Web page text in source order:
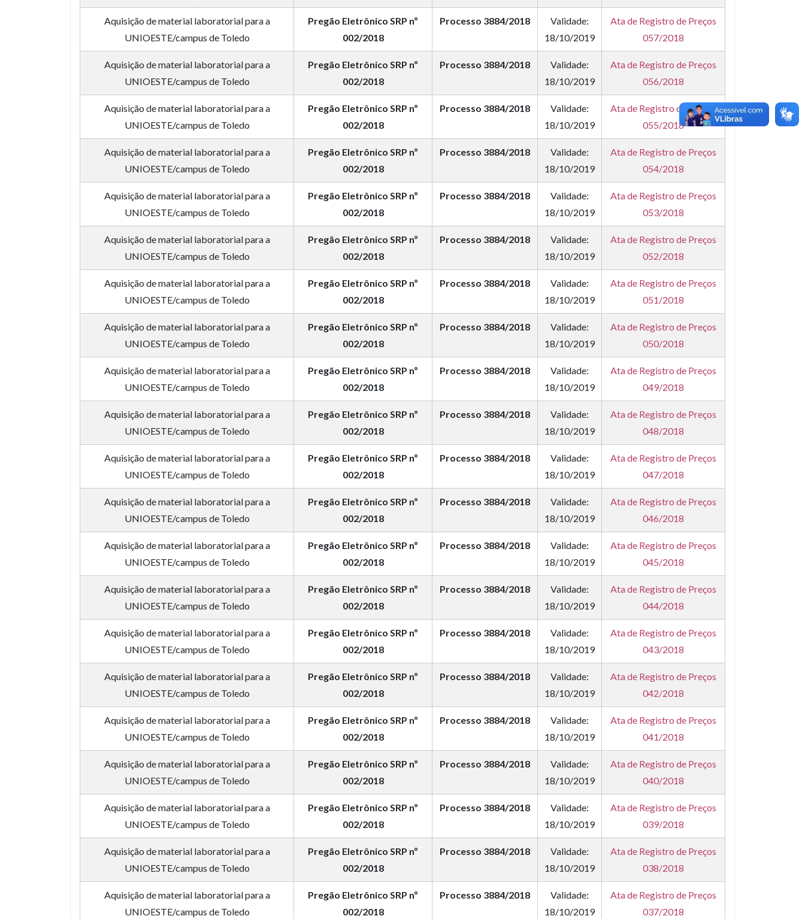
Aquisição de material laboratorial para a
UNIOESTE/campus de Toledo
Pregão Eletrônico SRP nº
002/2018
Processo 3884/2018
Validade:
18/10/2019
Ata de Registro de Preços
057/2018
Aquisição de material laboratorial para a
UNIOESTE/campus de Toledo
Pregão Eletrônico SRP nº
002/2018
Processo 3884/2018
Validade:
18/10/2019
Ata de Registro de Preços
056/2018
Aquisição de material laboratorial para a
UNIOESTE/campus de Toledo
Pregão Eletrônico SRP nº
002/2018
Processo 3884/2018
Validade:
18/10/2019
Ata de Registro de Preços
055/2018
Aquisição de material laboratorial para a
UNIOESTE/campus de Toledo
Pregão Eletrônico SRP nº
002/2018
Processo 3884/2018
Validade:
18/10/2019
Ata de Registro de Preços
054/2018
Aquisição de material laboratorial para a
UNIOESTE/campus de Toledo
Pregão Eletrônico SRP nº
002/2018
Processo 3884/2018
Validade:
18/10/2019
Ata de Registro de Preços
053/2018
Aquisição de material laboratorial para a
UNIOESTE/campus de Toledo
Pregão Eletrônico SRP nº
002/2018
Processo 3884/2018
Validade:
18/10/2019
Ata de Registro de Preços
052/2018
Aquisição de material laboratorial para a
UNIOESTE/campus de Toledo
Pregão Eletrônico SRP nº
002/2018
Processo 3884/2018
Validade:
18/10/2019
Ata de Registro de Preços
051/2018
Aquisição de material laboratorial para a
UNIOESTE/campus de Toledo
Pregão Eletrônico SRP nº
002/2018
Processo 3884/2018
Validade:
18/10/2019
Ata de Registro de Preços
050/2018
Aquisição de material laboratorial para a
UNIOESTE/campus de Toledo
Pregão Eletrônico SRP nº
002/2018
Processo 3884/2018
Validade:
18/10/2019
Ata de Registro de Preços
049/2018
Aquisição de material laboratorial para a
UNIOESTE/campus de Toledo
Pregão Eletrônico SRP nº
002/2018
Processo 3884/2018
Validade:
18/10/2019
Ata de Registro de Preços
048/2018
Aquisição de material laboratorial para a
UNIOESTE/campus de Toledo
Pregão Eletrônico SRP nº
002/2018
Processo 3884/2018
Validade:
18/10/2019
Ata de Registro de Preços
047/2018
Aquisição de material laboratorial para a
UNIOESTE/campus de Toledo
Pregão Eletrônico SRP nº
002/2018
Processo 3884/2018
Validade:
18/10/2019
Ata de Registro de Preços
046/2018
Aquisição de material laboratorial para a
UNIOESTE/campus de Toledo
Pregão Eletrônico SRP nº
002/2018
Processo 3884/2018
Validade:
18/10/2019
Ata de Registro de Preços
045/2018
Aquisição de material laboratorial para a
UNIOESTE/campus de Toledo
Pregão Eletrônico SRP nº
002/2018
Processo 3884/2018
Validade:
18/10/2019
Ata de Registro de Preços
044/2018
Aquisição de material laboratorial para a
UNIOESTE/campus de Toledo
Pregão Eletrônico SRP nº
002/2018
Processo 3884/2018
Validade:
18/10/2019
Ata de Registro de Preços
043/2018
Aquisição de material laboratorial para a
UNIOESTE/campus de Toledo
Pregão Eletrônico SRP nº
002/2018
Processo 3884/2018
Validade:
18/10/2019
Ata de Registro de Preços
042/2018
Aquisição de material laboratorial para a
UNIOESTE/campus de Toledo
Pregão Eletrônico SRP nº
002/2018
Processo 3884/2018
Validade:
18/10/2019
Ata de Registro de Preços
041/2018
Aquisição de material laboratorial para a
UNIOESTE/campus de Toledo
Pregão Eletrônico SRP nº
002/2018
Processo 3884/2018
Validade:
18/10/2019
Ata de Registro de Preços
040/2018
Aquisição de material laboratorial para a
UNIOESTE/campus de Toledo
Pregão Eletrônico SRP nº
002/2018
Processo 3884/2018
Validade:
18/10/2019
Ata de Registro de Preços
039/2018
Aquisição de material laboratorial para a
UNIOESTE/campus de Toledo
Pregão Eletrônico SRP nº
002/2018
Processo 3884/2018
Validade:
18/10/2019
Ata de Registro de Preços
038/2018
Aquisição de material laboratorial para a
UNIOESTE/campus de Toledo
Pregão Eletrônico SRP nº
002/2018
Processo 3884/2018
Validade:
18/10/2019
Ata de Registro de Preços
037/2018